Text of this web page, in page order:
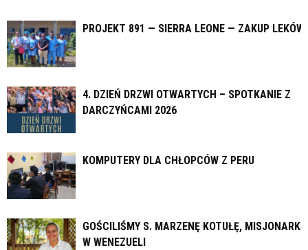
PROJEKT 891 — SIERRA LEONE — ZAKUP LEKÓW
4. DZIEŃ DRZWI OTWARTYCH – SPOTKANIE Z
DARCZYŃCAMI 2026
KOMPUTERY DLA CHŁOPCÓW Z PERU
GOŚCILIŚMY S. MARZENĘ KOTUŁĘ, MISJONARKĘ
W WENEZUELI